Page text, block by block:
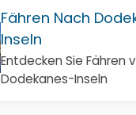
Fähren Nach
Inseln
Entdecken Sie Fähren
Dodekanes-Inseln